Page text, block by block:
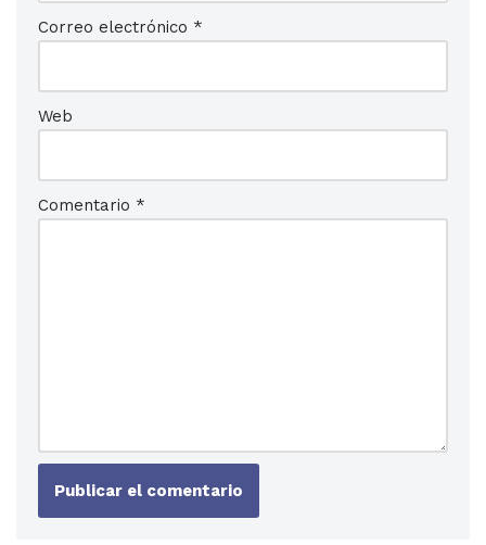
Correo electrónico *
Web
Comentario *